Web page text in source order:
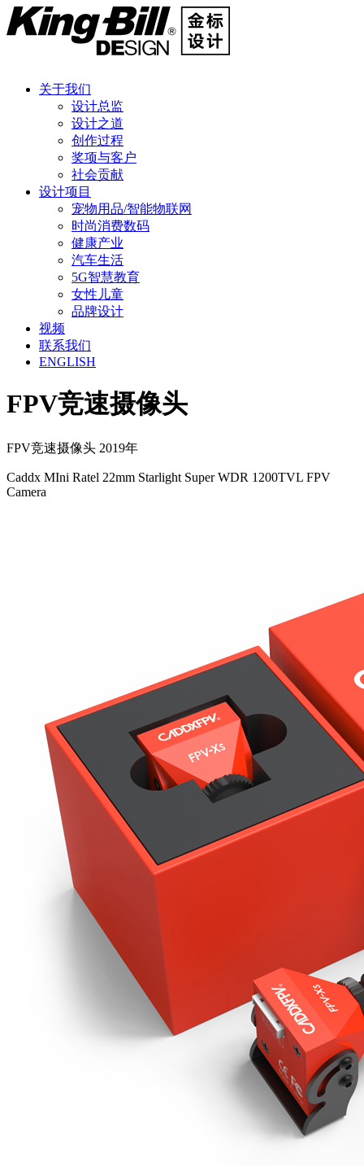
关于我们
设计总监
设计之道
创作过程
奖项与客户
社会贡献
设计项目
宠物用品/智能物联网
时尚消费数码
健康产业
汽车生活
5G智慧教育
女性儿童
品牌设计
视频
联系我们
ENGLISH
FPV竞速摄像头
FPV竞速摄像头 2019年
Caddx MIni Ratel 22mm Starlight Super WDR 1200TVL FPV
Camera